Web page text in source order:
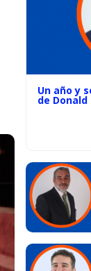
Un año y
de